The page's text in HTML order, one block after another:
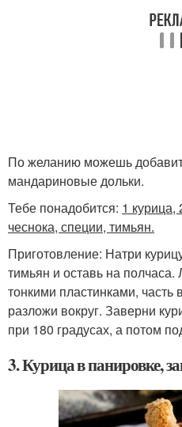
По желанию можешь
мандариновые дольки.
Тебе понадобится: 1 курица,
чеснока, специи, тимьян.
Приготовление: Натри
тимьян и оставь на
тонкими пластинками, часть
разложи вокруг. Заверни
при 180 градусах, а потом
3. Курица в панировке,